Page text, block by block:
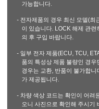
가능합니다.
- 전자제품의 경우 최신 모델(최
이 있습니다. LOCK 해제 관
의 후 구입 바랍니다.
- 일부 전자 제품(ECU, TCU,
품의 특성상 제품 불량인 경우
경우는 교환, 반품이 불가합
가 제공됩니다.
- 차량 색상 코드는 확인이 어려
오니 사진으로 확인해 주시기